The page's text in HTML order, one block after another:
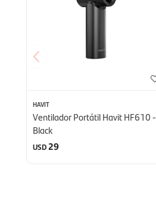
HAVIT
Ventilador Portátil Havit HF610 -
Black
USD29